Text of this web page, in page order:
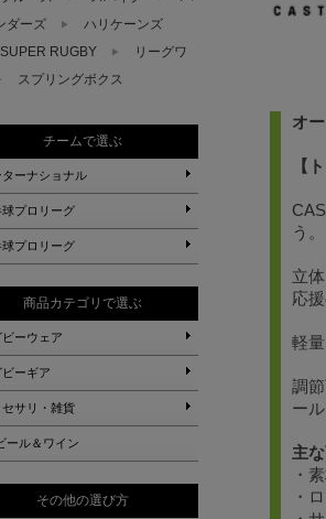
オ
【
う。
立
応
軽
調
ー
主
・
・
ダーズ
ハリケーンズ
SUPER RUGBY
リーグワ
スプリングボクス
チームで選ぶ
ターナショナル
球プロリーグ
球プロリーグ
商品カテゴリで選ぶ
ビーウェア
ビーギア
セサリ・雑貨
ール＆ワイン
その他の選び方